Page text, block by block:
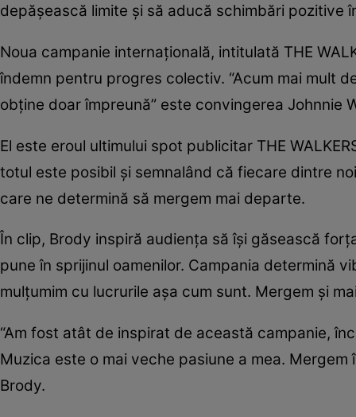
depăşească limite şi să aducă schimbări pozitive
Noua campanie internaţională, intitulată THE
îndemn pentru progres colectiv. “Acum mai mult
obţine doar împreună” este convingerea Johnnie
El este eroul ultimului spot publicitar THE
totul este posibil şi semnalând că fiecare dintre
care ne determină să mergem mai departe.
În clip, Brody inspiră audienţa să îşi găsească
pune în sprijinul oamenilor. Campania determină
mulţumim cu lucrurile aşa cum sunt. Mergem şi
“Am fost atât de inspirat de această campanie,
Muzica este o mai veche pasiune a mea.
Brody.